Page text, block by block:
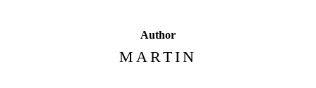
Author
MARTIN